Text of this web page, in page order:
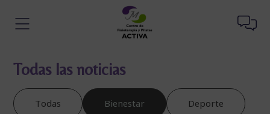
Todas las noticias
Todas Bienestar Deporte